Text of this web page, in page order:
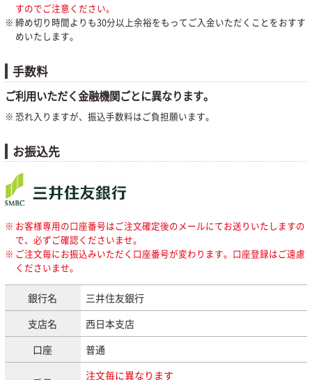
すのでご注意ください。
締め切り時間よりも30分以上余裕をもってご入金いただくことをおすす
めいたします。
手数料
ご利用いただく金融機関ごとに異なります。
恐れ入りますが、振込手数料はご負担願います。
お振込先
お客様専用の口座番号はご注文確定後のメールにてお送りいたしますの
で、必ずご確認くださいませ。
ご注文毎にお振込みいただく口座番号が変わります。口座登録はご遠慮
くださいませ。
銀行名
三井住友銀行
支店名
西日本支店
口座
普通
注文毎に異なります